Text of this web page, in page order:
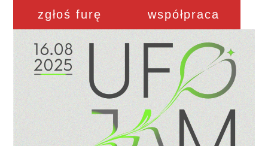
zgłoś furę współpraca